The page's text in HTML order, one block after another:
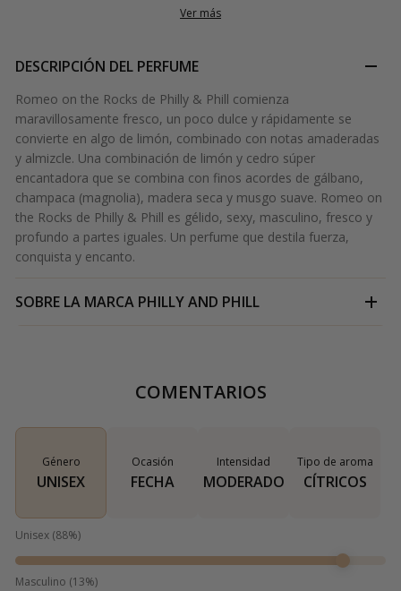
Ver más
DESCRIPCIÓN DEL PERFUME
Romeo on the Rocks de Philly & Phill comienza
maravillosamente fresco, un poco dulce y rápidamente se
convierte en algo de limón, combinado con notas amaderadas
y almizcle. Una combinación de limón y cedro súper
encantadora que se combina con finos acordes de gálbano,
champaca (magnolia), madera seca y musgo suave. Romeo on
the Rocks de Philly & Phill es gélido, sexy, masculino, fresco y
profundo a partes iguales. Un perfume que destila fuerza,
conquista y encanto.
SOBRE LA MARCA PHILLY AND PHILL
COMENTARIOS
Género
UNISEX
Ocasión
FECHA
Intensidad
MODERADO
Tipo de aroma
CÍTRICOS
Unisex (88%)
Masculino (13%)